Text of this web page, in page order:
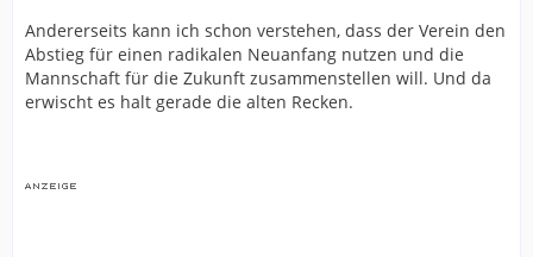
Andererseits kann ich schon verstehen, dass der Verein den
Abstieg für einen radikalen Neuanfang nutzen und die
Mannschaft für die Zukunft zusammenstellen will. Und da
erwischt es halt gerade die alten Recken.